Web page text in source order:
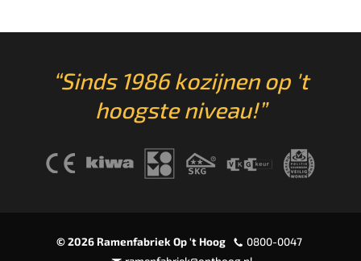
“Sinds 1986 kozijnen op 't
hoogste niveau!”
© 2026 Ramenfabriek Op 't Hoog
0800-0047